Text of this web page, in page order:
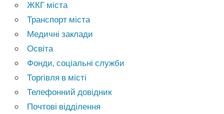
ЖКГ міста
Транспорт міста
Медичні заклади
Освіта
Фонди, соціальні служби
Торгівля в місті
Телефонний довідник
Почтові відділення